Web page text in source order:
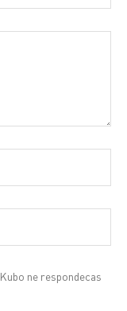
ne respondecas